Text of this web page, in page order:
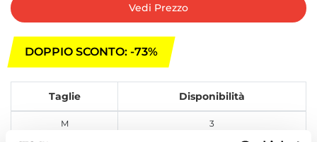
Vedi Prezzo
DOPPIO SCONTO: -73%
Taglie Disponibilità
M 3